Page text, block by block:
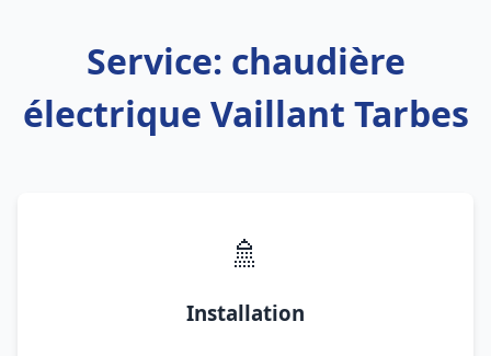
Service: chaudière
électrique Vaillant Tarbes
🚿
Installation